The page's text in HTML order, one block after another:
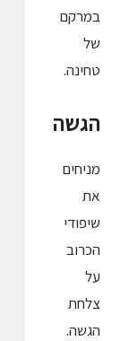
במרקם
של
טחינה.
הגשה
מניחים
את
שיפודי
הכרוב
על
צלחת
הגשה.